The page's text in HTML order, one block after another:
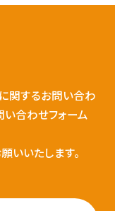
関するお問い合わ
合わせフォーム
いいたします。